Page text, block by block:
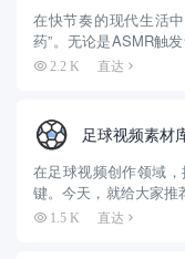
在快节奏的现代生活
药”。无论是ASMR触
治愈，都需要优质素
2.2 K 直达
足球视频素材
在足球视频创作领域
键。今天，就给大家推
素材网。 一、海量素
1.5 K 直达